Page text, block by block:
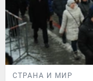
СТРАНА И МИР